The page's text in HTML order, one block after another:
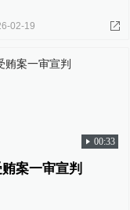
02-19
00:33
案一审宣判